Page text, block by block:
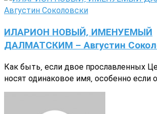
ИЛАРИОН НОВЫЙ, ИМЕНУЕМЫЙ
ДАЛМАТСКИМ - Августин
Как быть, если двое прославленных
носят одинаковое имя, особенно если